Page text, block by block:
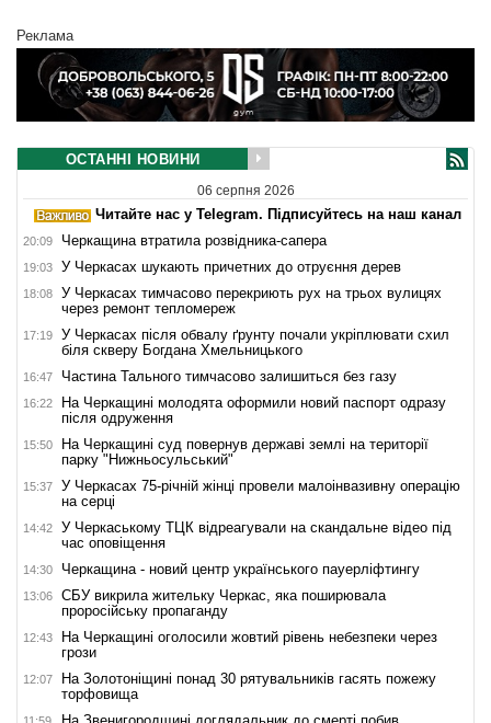
Реклама
ОСТАННІ НОВИНИ
06 серпня 2026
Читайте нас у Telegram. Підписуйтесь на наш канал
20:09 Черкащина втратила розвідника-сапера
19:03 У Черкасах шукають причетних до отруєння дерев
18:08
У Черкасах тимчасово перекриють рух на трьох вулицях
через ремонт тепломереж
17:19
У Черкасах після обвалу ґрунту почали укріплювати схил
біля скверу Богдана Хмельницького
16:47 Частина Тального тимчасово залишиться без газу
16:22
На Черкащині молодята оформили новий паспорт одразу
після одруження
15:50
На Черкащині суд повернув державі землі на території
парку "Нижньосульський"
15:37
У Черкасах 75-річній жінці провели малоінвазивну операцію
на серці
14:42
У Черкаському ТЦК відреагували на скандальне відео під
час оповіщення
14:30 Черкащина - новий центр українського пауерліфтингу
13:06
СБУ викрила жительку Черкас, яка поширювала
проросійську пропаганду
12:43
На Черкащині оголосили жовтий рівень небезпеки через
грози
12:07
На Золотоніщині понад 30 рятувальників гасять пожежу
торфовища